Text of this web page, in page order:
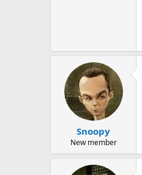
Snoopy
New member